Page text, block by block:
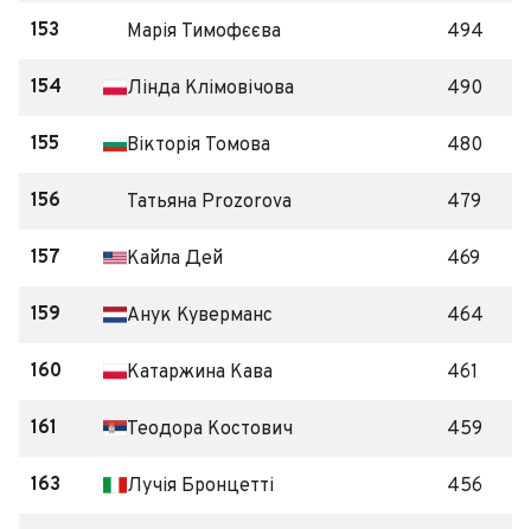
153 Марія Тимофєєва 494
154 Лінда Клімовічова 490
155 Вікторія Томова 480
156 Татьяна Prozorova 479
157 Кайла Дей 469
159 Анук Куверманс 464
160 Катаржина Кава 461
161 Теодора Костович 459
163 Лучія Бронцетті 456